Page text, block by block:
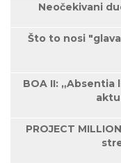
Neočekivani
Što to nosi
BOA II: „Absentia
PROJECT